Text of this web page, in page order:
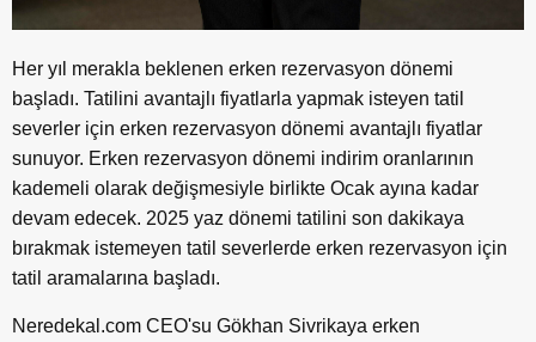
Her yıl merakla beklenen erken rezervasyon dönemi
başladı. Tatilini avantajlı fiyatlarla yapmak isteyen tatil
severler için erken rezervasyon dönemi avantajlı fiyatlar
sunuyor. Erken rezervasyon dönemi indirim oranlarının
kademeli olarak değişmesiyle birlikte Ocak ayına kadar
devam edecek. 2025 yaz dönemi tatilini son dakikaya
bırakmak istemeyen tatil severlerde erken rezervasyon için
tatil aramalarına başladı.
Neredekal.com CEO'su Gökhan Sivrikaya erken